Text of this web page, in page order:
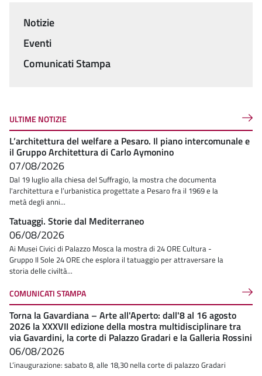
Menu
Notizie
Eventi
Comunicati Stampa
ULTIME NOTIZIE
L’architettura del welfare a Pesaro. Il piano intercomunale e
il Gruppo Architettura di Carlo Aymonino
07/08/2026
Dal 19 luglio alla chiesa del Suffragio, la mostra che documenta
l'architettura e l’urbanistica progettate a Pesaro fra il 1969 e la
metà degli anni...
Tatuaggi. Storie dal Mediterraneo
06/08/2026
Ai Musei Civici di Palazzo Mosca la mostra di 24 ORE Cultura -
Gruppo Il Sole 24 ORE che esplora il tatuaggio per attraversare la
storia delle civiltà...
COMUNICATI STAMPA
Torna la Gavardiana – Arte all'Aperto: dall'8 al 16 agosto
2026 la XXXVII edizione della mostra multidisciplinare tra
via Gavardini, la corte di Palazzo Gradari e la Galleria Rossini
06/08/2026
L’inaugurazione: sabato 8, alle 18,30 nella corte di palazzo Gradari